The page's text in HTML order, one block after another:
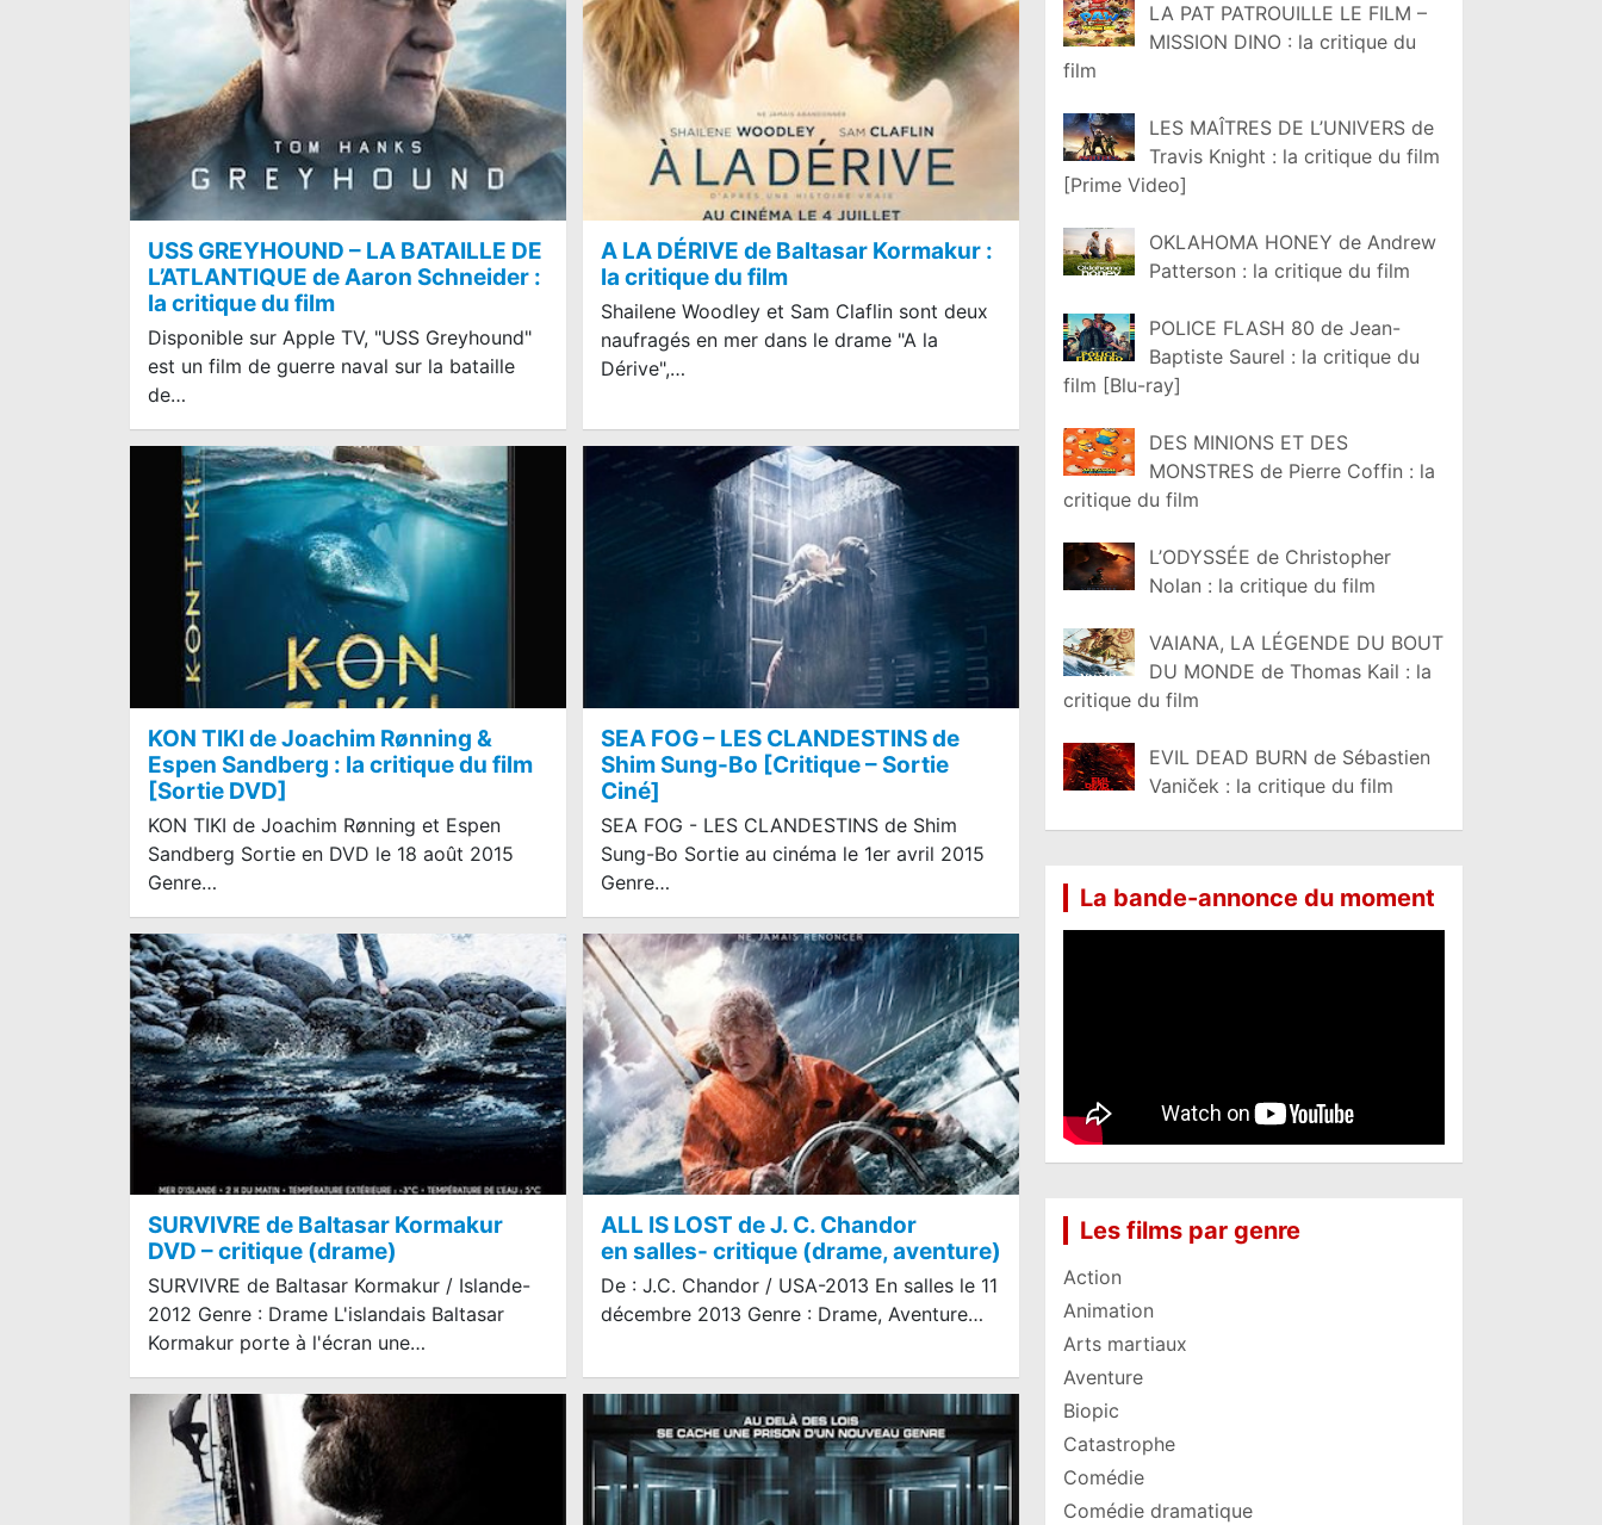
USS GREYHOUND – LA BATAILLE DE
L’ATLANTIQUE de Aaron Schneider :
la critique du film
Disponible sur Apple TV, "USS Greyhound"
est un film de guerre naval sur la bataille
de…
A LA DÉRIVE de Baltasar Kormakur :
la critique du film
Shailene Woodley et Sam Claflin sont deux
naufragés en mer dans le drame "A la
Dérive",…
KON TIKI de Joachim Rønning &
Espen Sandberg : la critique du film
[Sortie DVD]
KON TIKI de Joachim Rønning et Espen
Sandberg Sortie en DVD le 18 août 2015
Genre…
SEA FOG – LES CLANDESTINS de
Shim Sung-Bo [Critique – Sortie
Ciné]
SEA FOG - LES CLANDESTINS de Shim
Sung-Bo Sortie au cinéma le 1er avril 2015
Genre…
SURVIVRE de Baltasar Kormakur
DVD – critique (drame)
SURVIVRE de Baltasar Kormakur / Islande-
2012 Genre : Drame L'islandais Baltasar
Kormakur porte à l'écran une…
ALL IS LOST de J. C. Chandor
en salles- critique (drame, aventure)
De : J.C. Chandor / USA-2013 En salles le 11
décembre 2013 Genre : Drame, Aventure…
LA PAT PATROUILLE LE FILM –
MISSION DINO : la critique du
film
LES MAÎTRES DE L’UNIVERS de
Travis Knight : la critique du film
[Prime Video]
OKLAHOMA HONEY de Andrew
Patterson : la critique du film
POLICE FLASH 80 de Jean-
Baptiste Saurel : la critique du
film [Blu-ray]
DES MINIONS ET DES
MONSTRES de Pierre Coffin : la
critique du film
L’ODYSSÉE de Christopher
Nolan : la critique du film
VAIANA, LA LÉGENDE DU BOUT
DU MONDE de Thomas Kail : la
critique du film
EVIL DEAD BURN de Sébastien
Vaniček : la critique du film
La bande-annonce du moment
Les films par genre
Action
Animation
Arts martiaux
Aventure
Biopic
Catastrophe
Comédie
Comédie dramatique